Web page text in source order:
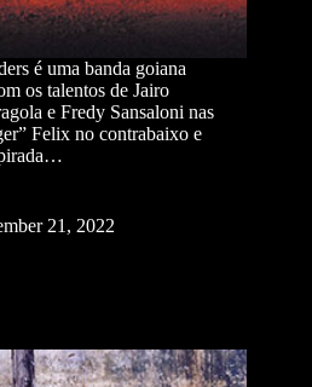
é uma banda goiana
os talentos de Jairo
e Fredy Sansaloni nas
Felix no contrabaixo e
21, 2022